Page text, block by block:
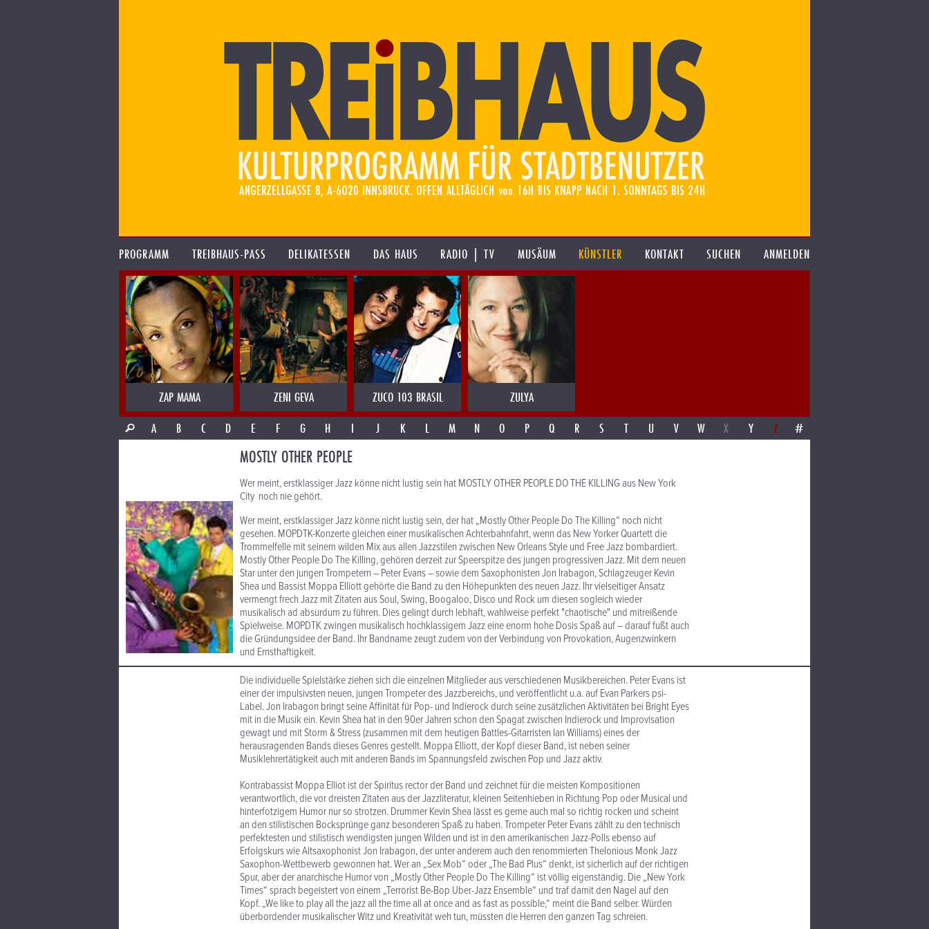
PROGRAMM TREIBHAUS-PASS DELIKATESSEN DAS HAUS RADIO | TV MUSÄUM KÜNSTLER KONTAKT SUCHEN ANMELDEN
ZAP MAMA ZENI GEVA ZUCO 103 BRASIL
ZULYA
A
B C D E F G H I J K L M N O P Q R S T U V W X Y Z #
MOSTLY OTHER PEOPLE
Wer meint, erstklassiger Jazz könne nicht lustig sein hat MOSTLY OTHER PEOPLE DO THE KILLING aus New York
City noch nie gehört.
Wer meint, erstklassiger Jazz könne nicht lustig sein, der hat „Mostly Other People Do The Killing“ noch nicht
gesehen. MOPDTK-Konzerte gleichen einer musikalischen Achterbahnfahrt, wenn das New Yorker Quartett die
Trommelfelle mit seinem wilden Mix aus allen Jazzstilen zwischen New Orleans Style und Free Jazz bombardiert.
Mostly Other People Do The Killing, gehören derzeit zur Speerspitze des jungen progressiven Jazz. Mit dem neuen
Star unter den jungen Trompetern – Peter Evans – sowie dem Saxophonisten Jon Irabagon, Schlagzeuger Kevin
Shea und Bassist Moppa Elliott gehörte die Band zu den Höhepunkten des neuen Jazz. Ihr vielseitiger Ansatz
vermengt frech Jazz mit Zitaten aus Soul, Swing, Boogaloo, Disco und Rock um diesen sogleich wieder
musikalisch ad absurdum zu führen. Dies gelingt durch lebhaft, wahlweise perfekt "chaotische" und mitreißende
Spielweise. MOPDTK zwingen musikalisch hochklassigem Jazz eine enorm hohe Dosis Spaß auf – darauf fußt auch
die Gründungsidee der Band. Ihr Bandname zeugt zudem von der Verbindung von Provokation, Augenzwinkern
und Ernsthaftigkeit.
Die individuelle Spielstärke ziehen sich die einzelnen Mitglieder aus verschiedenen Musikbereichen. Peter Evans ist
einer der impulsivsten neuen, jungen Trompeter des Jazzbereichs, und veröffentlicht u.a. auf Evan Parkers psi-
Label. Jon Irabagon bringt seine Affinität für Pop- und Indierock durch seine zusätzlichen Aktivitäten bei Bright Eyes
mit in die Musik ein. Kevin Shea hat in den 90er Jahren schon den Spagat zwischen Indierock und Improvisation
gewagt und mit Storm & Stress (zusammen mit dem heutigen Battles-Gitarristen Ian Williams) eines der
herausragenden Bands dieses Genres gestellt. Moppa Elliott, der Kopf dieser Band, ist neben seiner
Musiklehrertätigkeit auch mit anderen Bands im Spannungsfeld zwischen Pop und Jazz aktiv.
Kontrabassist Moppa Elliot ist der Spiritus rector der Band und zeichnet für die meisten Kompositionen
verantwortlich, die vor dreisten Zitaten aus der Jazzliteratur, kleinen Seitenhieben in Richtung Pop oder Musical und
hinterfotzigem Humor nur so strotzen. Drummer Kevin Shea lässt es gerne auch mal so richtig rocken und scheint
an den stilistischen Bocksprünge ganz besonderen Spaß zu haben. Trompeter Peter Evans zählt zu den technisch
perfektesten und stilistisch wendigsten jungen Wilden und ist in den amerikanischen Jazz-Polls ebenso auf
Erfolgskurs wie Altsaxophonist Jon Irabagon, der unter anderem auch den renommierten Thelonious Monk Jazz
Saxophon-Wettbewerb gewonnen hat. Wer an „Sex Mob“ oder „The Bad Plus“ denkt, ist sicherlich auf der richtigen
Spur, aber der anarchische Humor von „Mostly Other People Do The Killing“ ist völlig eigenständig. Die „New York
Times“ sprach begeistert von einem „Terrorist Be-Bop Uber-Jazz Ensemble“ und traf damit den Nagel auf den
Kopf. „We like to play all the jazz all the time all at once and as fast as possible,“ meint die Band selber. Würden
überbordender musikalischer Witz und Kreativität weh tun, müssten die Herren den ganzen Tag schreien.